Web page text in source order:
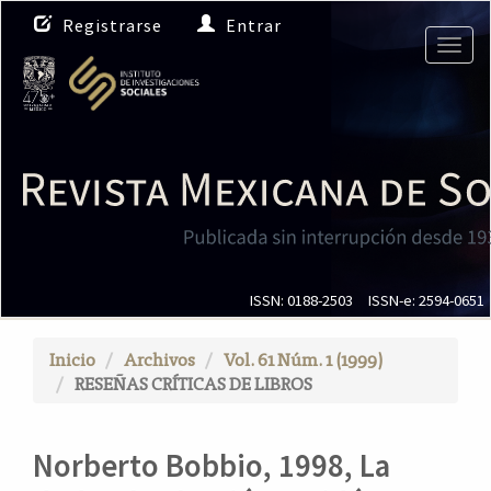
N
a
v
e
g
i
ó
n
c
C
Registrarse Entrar
ISSN: 0188-2503 ISSN-e: 2594-0651
Inicio Archivos
Vol. 61 Núm. 1 (1999)
RESEÑAS CRÍTICAS DE LIBROS
Norberto Bobbio, 1998, La